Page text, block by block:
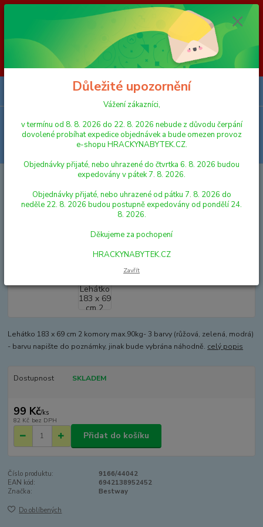
Vážení zákazníci, v termínu od 8. 8. 2026 do 23. 8. 2026 nebude z
důvodu čerpání dovolené probíhat expedice objednávek a bude omezen
provoz e-shopu HRACKYNABYTEK.CZ. Objednávky přijaté, nebo
uhrazené do čtvrtka 6. 8. 2026 budou expedovány v pátek 7. 8. 2026.
Objednávky přijaté, nebo uhrazené od pátku 7. 8. 2026 do neděle 23. 8.
2026 budou postupně expedovány od pondělí 24. 8. 2026. Děkujeme za
pochopení HRACKYNABYTEK.CZ
NAFUKOVAČKY A HRAČKY K VODĚ
MATRACE, ČLUNY A
Lehátko 183 x 69 cm 2 komory
max.90kg 3 barvy v sáčku
Lehátko 183 x 69 cm 2 komory max.90kg- 3 barvy (růžová, zelená, modrá)
- barvu napište do poznámky, jinak bude vybrána náhodně. celý popis
Dostupnost SKLADEM
99 Kč/ks
82 Kč bez DPH
Přidat do košíku
Číslo produktu:
9166/44042
EAN kód:
6942138952452
Značka:
Bestway
Do oblíbených
Důležité upozornění
Vážení zákazníci,
v termínu od 8. 8. 2026 do 22. 8. 2026 nebude z důvodu čerpání
dovolené probíhat expedice objednávek a bude omezen provoz
e-shopu HRACKYNABYTEK.CZ.
Objednávky přijaté, nebo uhrazené do čtvrtka 6. 8. 2026 budou
expedovány v pátek 7. 8. 2026.
Objednávky přijaté, nebo uhrazené od pátku 7. 8. 2026 do
neděle 22. 8. 2026 budou postupně expedovány od pondělí 24.
8. 2026.
Děkujeme za pochopení
HRACKYNABYTEK.CZ
Zavřít